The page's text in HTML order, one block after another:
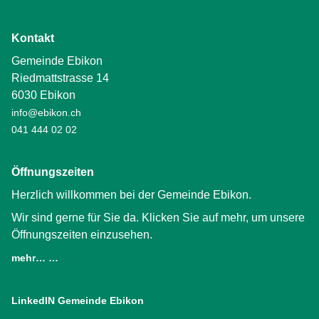
Kontakt
Gemeinde Ebikon
Riedmattstrasse 14
6030 Ebikon
info@ebikon.ch
041 444 02 02
Öffnungszeiten
Herzlich willkommen bei der Gemeinde Ebikon.
Wir sind gerne für Sie da. Klicken Sie auf mehr, um unsere
Öffnungszeiten einzusehen.
mehr… …
LinkedIN Gemeinde Ebikon